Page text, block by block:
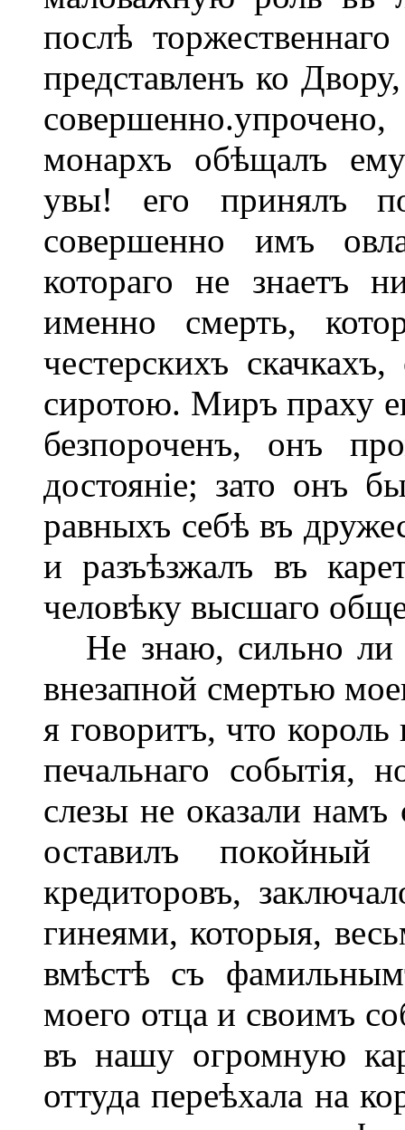
послѣ
представленъ ко
монархъ обѣщалъ
увы! его принялъ
совершенно имъ
котораго не знаетъ
именно смерть,
честерскихъ
сиротою. Миръ праху
безпороченъ, онъ
достояніе; зато онъ
равныхъ себѣ въ
и разъѣзжалъ въ
человѣку высшаго
Не знаю, сильно ли
внезапной смертью
я говоритъ, что
печальнаго событія,
слезы не оказали
оставилъ
кредиторовъ,
гинеями, которыя,
вмѣстѣ съ
моего отца и своимъ
въ нашу огромную
оттуда переѣхала на